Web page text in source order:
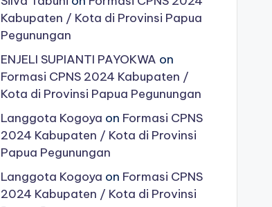
Kabupaten / Kota di Provinsi Papua
Pegunungan
ENJELI SUPIANTI PAYOKWA on
Formasi CPNS 2024 Kabupaten /
Kota di Provinsi Papua Pegunungan
Langgota Kogoya on Formasi CPNS
2024 Kabupaten / Kota di Provinsi
Papua Pegunungan
Langgota Kogoya on Formasi CPNS
2024 Kabupaten / Kota di Provinsi